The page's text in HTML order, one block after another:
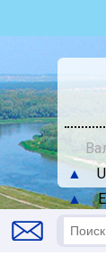
▲
▲